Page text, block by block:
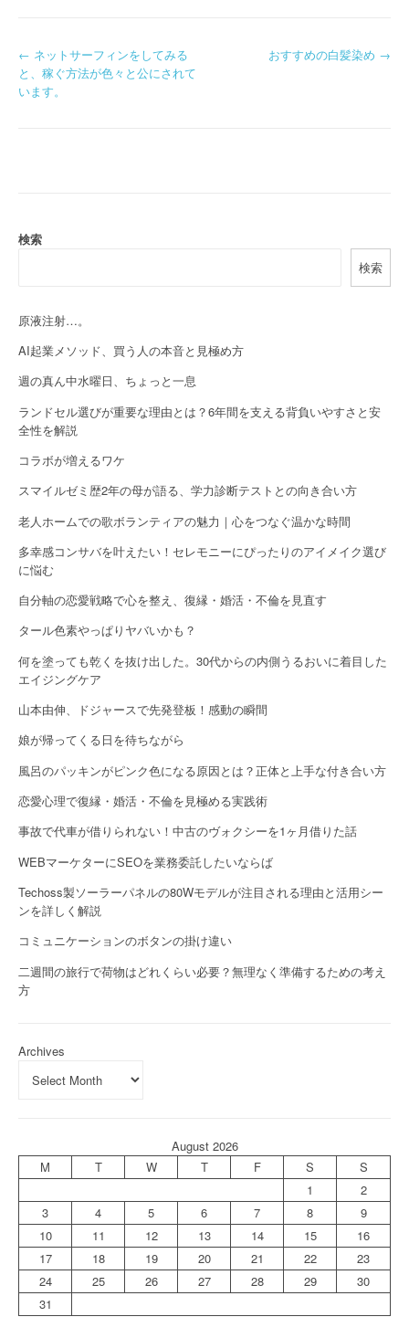
P
o
a
g
a
t
i
o
n
← ネットサーフィンをしてみる
と、稼ぐ方法が色々と公にされて
います。
おすすめの白髪染め →
検索
検索
原液注射…。
AI起業メソッド、買う人の本音と見極め方
週の真ん中水曜日、ちょっと一息
ランドセル選びが重要な理由とは？6年間を支える背負いやすさと安
全性を解説
コラボが増えるワケ
スマイルゼミ歴2年の母が語る、学力診断テストとの向き合い方
老人ホームでの歌ボランティアの魅力｜心をつなぐ温かな時間
多幸感コンサバを叶えたい！セレモニーにぴったりのアイメイク選び
に悩む
自分軸の恋愛戦略で心を整え、復縁・婚活・不倫を見直す
タール色素やっぱりヤバいかも？
何を塗っても乾くを抜け出した。30代からの内側うるおいに着目した
エイジングケア
山本由伸、ドジャースで先発登板！感動の瞬間
娘が帰ってくる日を待ちながら
風呂のパッキンがピンク色になる原因とは？正体と上手な付き合い方
恋愛心理で復縁・婚活・不倫を見極める実践術
事故で代車が借りられない！中古のヴォクシーを1ヶ月借りた話
WEBマーケターにSEOを業務委託したいならば
Techoss製ソーラーパネルの80Wモデルが注目される理由と活用シー
ンを詳しく解説
コミュニケーションのボタンの掛け違い
二週間の旅行で荷物はどれくらい必要？無理なく準備するための考え
方
Archives
August 2026
M
T W T F S
S
1
2
3
4 5 6 7 8
9
10
11 12 13 14 15
16
17
18 19 20 21 22
23
24
25 26 27 28 29
30
31